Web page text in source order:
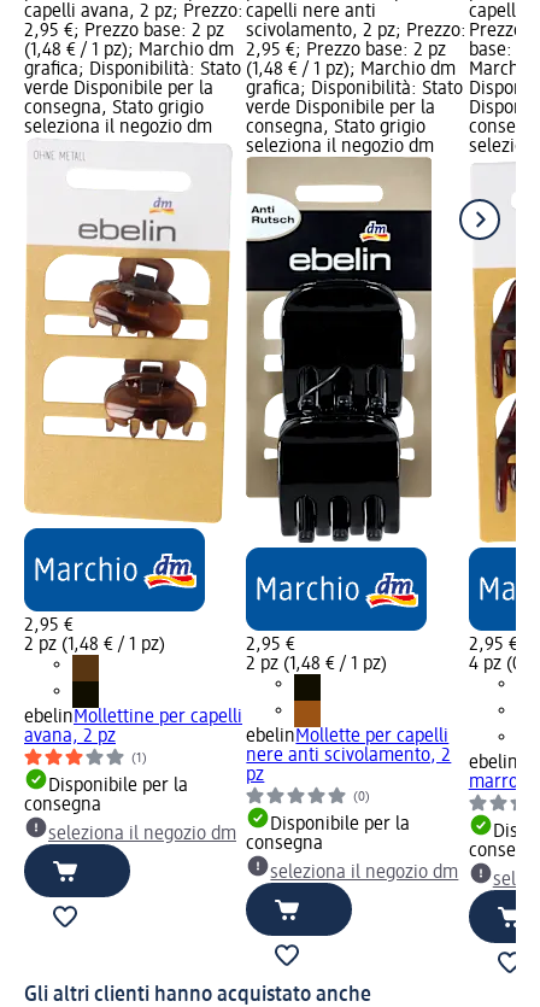
capelli avana, 2 pz; Prezzo:
2,95 €; Prezzo base: 2 pz
(1,48 € / 1 pz); Marchio dm
grafica; Disponibilità: Stato
verde Disponibile per la
consegna, Stato grigio
seleziona il negozio dm
2,95 €
2 pz (1,48 € / 1 pz)
ebelinMollettine per capelli
avana, 2 pz
(1)
Disponibile per la
consegna
seleziona il negozio dm
capelli nere anti
scivolamento, 2 pz; Prezzo:
2,95 €; Prezzo base: 2 pz
(1,48 € / 1 pz); Marchio dm
grafica; Disponibilità: Stato
verde Disponibile per la
consegna, Stato grigio
seleziona il negozio dm
2,95 €
2 pz (1,48 € / 1 pz)
ebelinMollette per capelli
nere anti scivolamento, 2
pz
(0)
Disponibile per la
consegna
seleziona il negozio dm
capelli
Prezzo:
base: 4
Marchio
2,95 €
4 pz
ebelin
Gli altri clienti hanno acquistato anche